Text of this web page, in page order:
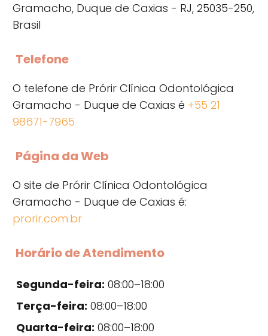
Gramacho, Duque de Caxias - RJ, 25035-250,
Brasil
Telefone
O telefone de Prórir Clínica Odontológica
Gramacho - Duque de Caxias é +55 21
98671-7965
Página da Web
O site de Prórir Clínica Odontológica
Gramacho - Duque de Caxias é:
prorir.com.br
Horário de Atendimento
Segunda-feira: 08:00–18:00
Terça-feira: 08:00–18:00
Quarta-feira: 08:00–18:00